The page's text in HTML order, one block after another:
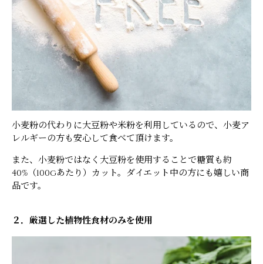
小麦粉の代わりに大豆粉や米粉を利用しているので、小麦ア
レルギーの方も安心して食べて頂けます。
また、小麦粉ではなく大豆粉を使用することで糖質も約
40%（100gあたり）カット。ダイエット中の方にも嬉しい商
品です。
２．厳選した植物性食材のみを使用